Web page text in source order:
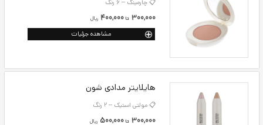
کانتور مدادی شون
📋 مولتی استیک – 2 رنگ
500,000